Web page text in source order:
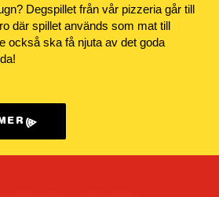
Degspillet från vår pizzeria går till
där spillet används som mat till
också ska få njuta av det goda